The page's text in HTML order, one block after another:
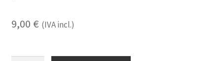
9,00 € (IVA incl.)